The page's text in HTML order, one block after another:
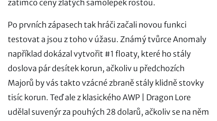
zatímco ceny zlatých samolepek rostou.
Po prvních zápasech tak hráči začali novou funkci
testovat a jsou z toho v úžasu. Známý tvůrce Anomaly
například dokázal vytvořit #1 floaty, které ho stály
doslova pár desítek korun, ačkoliv u předchozích
Majorů by vás takto vzácné zbraně stály klidně stovky
tisíc korun. Teď ale z klasického AWP | Dragon Lore
udělal suvenýr za pouhých 28 dolarů, ačkoliv se na něm